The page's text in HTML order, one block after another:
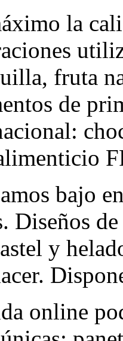
la
fruta
de
bajo
Diseños
y
online